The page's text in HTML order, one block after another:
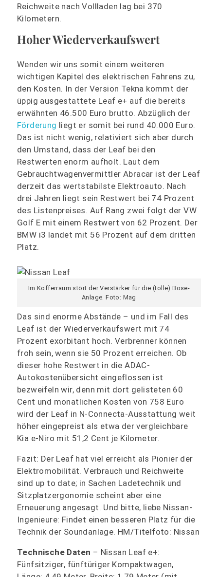
Reichweite nach Vollladen lag bei 370
Kilometern.
Hoher Wiederverkaufswert
Wenden wir uns somit einem weiteren
wichtigen Kapitel des elektrischen Fahrens zu,
den Kosten. In der Version Tekna kommt der
üppig ausgestattete Leaf e+ auf die bereits
erwähnten 46.500 Euro brutto. Abzüglich der
Förderung liegt er somit bei rund 40.000 Euro.
Das ist nicht wenig, relativiert sich aber durch
den Umstand, dass der Leaf bei den
Restwerten enorm aufholt. Laut dem
Gebrauchtwagenvermittler Abracar ist der Leaf
derzeit das wertstabilste Elektroauto. Nach
drei Jahren liegt sein Restwert bei 74 Prozent
des Listenpreises. Auf Rang zwei folgt der VW
Golf E mit einem Restwert von 62 Prozent. Der
BMW i3 landet mit 56 Prozent auf dem dritten
Platz.
Im Kofferraum stört der Verstärker für die (tolle) Bose-
Anlage. Foto: Mag
Das sind enorme Abstände – und im Fall des
Leaf ist der Wiederverkaufswert mit 74
Prozent exorbitant hoch. Verbrenner können
froh sein, wenn sie 50 Prozent erreichen. Ob
dieser hohe Restwert in die ADAC-
Autokostenübersicht eingeflossen ist
bezweifeln wir, denn mit dort gelisteten 60
Cent und monatlichen Kosten von 758 Euro
wird der Leaf in N-Connecta-Ausstattung weit
höher eingepreist als etwa der vergleichbare
Kia e-Niro mit 51,2 Cent je Kilometer.
Fazit: Der Leaf hat viel erreicht als Pionier der
Elektromobilität. Verbrauch und Reichweite
sind up to date; in Sachen Ladetechnik und
Sitzplatzergonomie scheint aber eine
Erneuerung angesagt. Und bitte, liebe Nissan-
Ingenieure: Findet einen besseren Platz für die
Technik der Soundanlage. HM/Titelfoto: Nissan
Technische Daten – Nissan Leaf e+:
Fünfsitziger, fünftüriger Kompaktwagen,